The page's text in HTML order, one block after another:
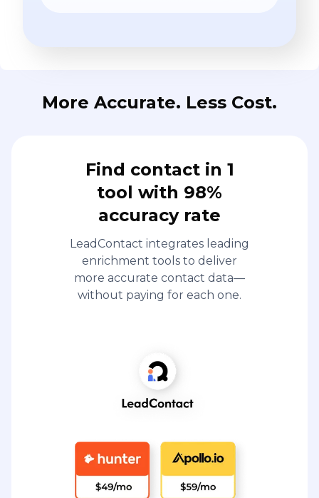
More Accurate. Less Cost.
Find contact in 1
tool with 98%
accuracy rate
LeadContact integrates leading
enrichment tools to deliver
more accurate contact data—
without paying for each one.